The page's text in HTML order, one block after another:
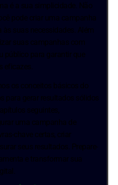
é a sua simplicidade. Não
pode criar uma campanha
às suas necessidades. Além
suas campanhas com
público para garantir que
eficazes.
os conceitos básicos do
para gerar resultados sólidos
seguintes,
uma campanha de
chave certas, criar
seus resultados. Prepare-
e transformar sua